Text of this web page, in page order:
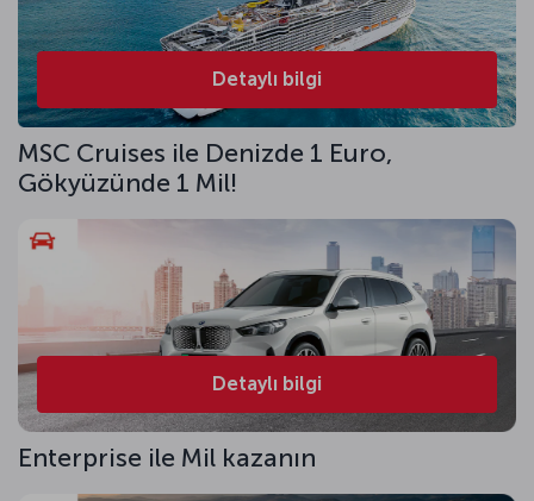
Detaylı bilgi
MSC Cruises ile Denizde 1 Euro,
Gökyüzünde 1 Mil!
Detaylı bilgi
Enterprise ile Mil kazanın